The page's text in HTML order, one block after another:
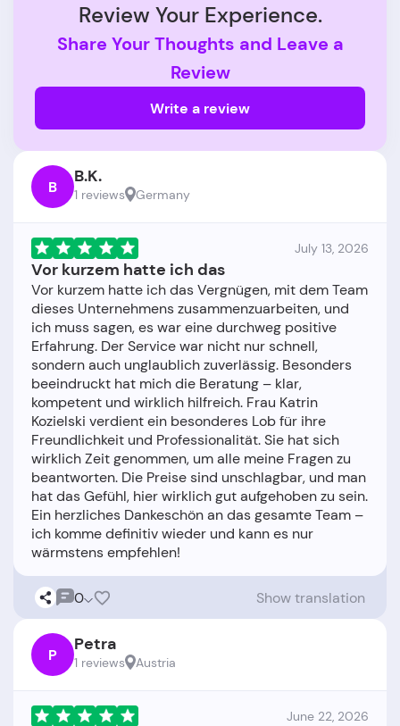
Review Your Experience.
Share Your Thoughts and Leave a
Review
Write a review
B B.K.
1 reviews Germany
July 13, 2026
Vor kurzem hatte ich das
Vor kurzem hatte ich das Vergnügen, mit dem Team
dieses Unternehmens zusammenzuarbeiten, und
ich muss sagen, es war eine durchweg positive
Erfahrung. Der Service war nicht nur schnell,
sondern auch unglaublich zuverlässig. Besonders
beeindruckt hat mich die Beratung – klar,
kompetent und wirklich hilfreich. Frau Katrin
Kozielski verdient ein besonderes Lob für ihre
Freundlichkeit und Professionalität. Sie hat sich
wirklich Zeit genommen, um alle meine Fragen zu
beantworten. Die Preise sind unschlagbar, und man
hat das Gefühl, hier wirklich gut aufgehoben zu sein.
Ein herzliches Dankeschön an das gesamte Team –
ich komme definitiv wieder und kann es nur
0 Show translation
P Petra
1 reviews Austria
June 22, 2026